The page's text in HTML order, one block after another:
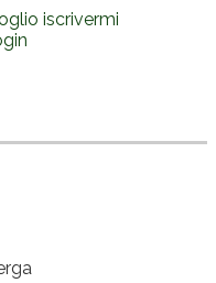
iscrivermi